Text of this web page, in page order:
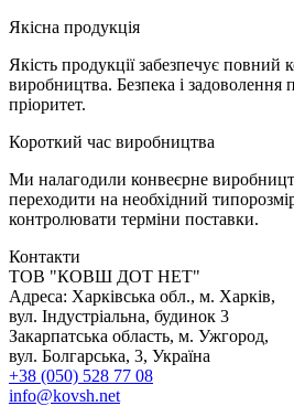
Якісна продукція
Якість продукції забезпечує повний
виробництва. Безпека і задоволення
пріоритет.
Короткий час виробництва
Ми налагодили конвеєрне
переходити на необхідний
контролювати терміни поставки.
Контакти
TOB "КОВШ ДОТ НЕТ"
Адреса: Харківська обл., м. Харків,
вул. Індустріальна, будинок 3
Закарпатська область, м. Ужгород,
вул. Болгарська, 3, Україна
+38 (050) 528 77 08
info@kovsh.net